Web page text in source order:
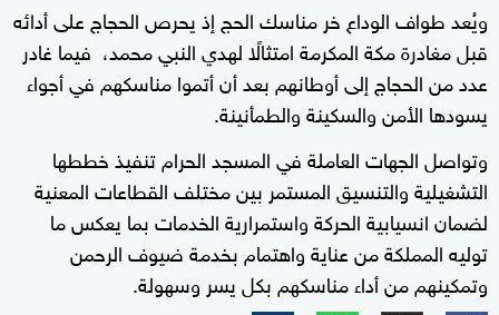
ويُعد طواف الوداع خر مناسك الحج إذ يحرص الحجاج على أدائه
قبل مغادرة مكة المكرمة امتثالًا لهدي النبي محمد، فيما غادر
عدد من الحجاج إلى أوطانهم بعد أن أتموا مناسكهم في أجواء
يسودها الأمن والسكينة والطمأنينة.
وتواصل الجهات العاملة في المسجد الحرام تنفيذ خططها
التشغيلية والتنسيق المستمر بين مختلف القطاعات المعنية
لضمان انسيابية الحركة واستمرارية الخدمات بما يعكس ما
توليه المملكة من عناية واهتمام بخدمة ضيوف الرحمن
وتمكينهم من أداء مناسكهم بكل يسر وسهولة.